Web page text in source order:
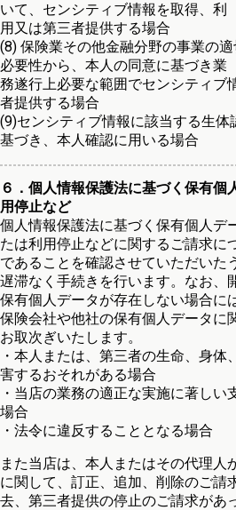
いて、センシティブ情報を取得、利
用又は第三者提供する場合
(8) 保険業その他金融分野の事業の
必要性から、本人の同意に基づき業
務遂行上必要な範囲でセンシティブ
者提供する場合
(9)センシティブ情報に該当する生体
基づき、本人確認に用いる場合
６．個人情報保護法に基づく保有個
用停止など
個人情報保護法に基づく保有個人デ
たは利用停止などに関するご請求に
であることを確認させていただいた
遅滞なく手続きを行います。なお、
保有個人データが存在しない場合に
保険会社や他社の保有個人データに
お取次ぎいたします。
・本人または、第三者の生命、身体
害するおそれがある場合
・当店の業務の適正な実施に著しい
場合
・法令に違反することとなる場合
また当店は、本人またはその代理人
に関して、訂正、追加、削除のご請
去、第三者提供の停止のご請求があ